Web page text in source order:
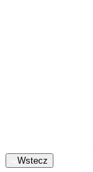
Wstecz